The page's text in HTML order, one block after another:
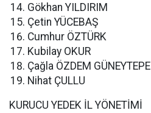
Gökhan YILDIRIM
Çetin YÜCEBAŞ
Cumhur ÖZTÜRK
Kubilay OKUR
Çağla ÖZDEM GÜNEYTEPE
Nihat ÇULLU
KURUCU YEDEK İL YÖNETİMİ